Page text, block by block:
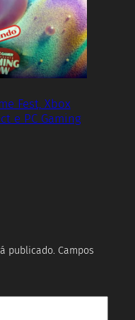
Fest, Xbox
e PC Gaming
publicado. Campos